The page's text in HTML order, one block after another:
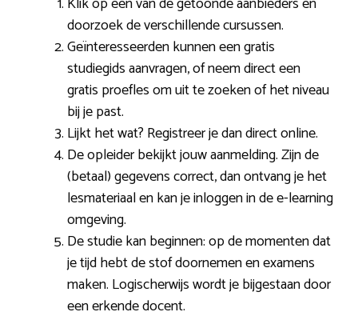
doorzoek de verschillende cursussen.
Geïnteresseerden kunnen een gratis
studiegids aanvragen, of neem direct een
gratis proefles om uit te zoeken of het niveau
bij je past.
Lijkt het wat? Registreer je dan direct online.
De opleider bekijkt jouw aanmelding. Zijn de
(betaal) gegevens correct, dan ontvang je het
lesmateriaal en kan je inloggen in de e-learning
omgeving.
De studie kan beginnen: op de momenten dat
je tijd hebt de stof doornemen en examens
maken. Logischerwijs wordt je bijgestaan door
een erkende docent.